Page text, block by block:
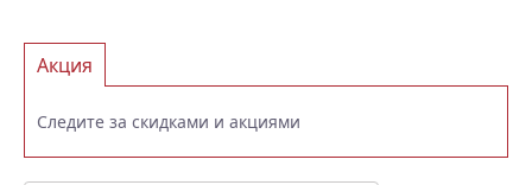
Акция
Следите за скидками и акциями